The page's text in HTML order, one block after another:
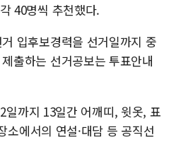
40명씩 추천했다.
거 입후보경력을 선거일까지 중
출하는 선거공보는 투표안내
까지 13일간 어깨띠, 윗옷, 표
에서의 연설·대담 등 공직선